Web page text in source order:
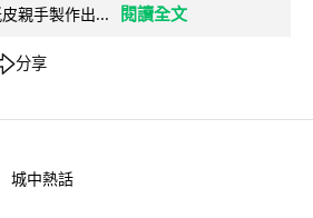
親手製作出...
閱讀全文
分享
城中熱話